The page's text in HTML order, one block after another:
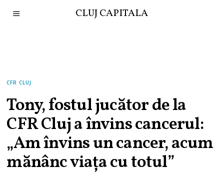
CLUJ CAPITALA
CFR CLUJ
Tony, fostul jucător de la
CFR Cluj a învins cancerul:
„Am învins un cancer, acum
mănânc viața cu totul”